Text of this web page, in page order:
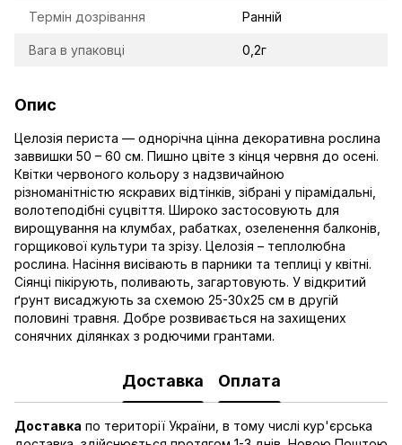
Термін дозрівання Ранній
Вага в упаковці 0,2г
Опис
Целозія периста — однорічна цінна декоративна рослина
заввишки 50 – 60 см. Пишно цвіте з кінця червня до осені.
Квітки червоного кольору з надзвичайною
різноманітністю яскравих відтінків, зібрані у пірамідальні,
волотеподібні суцвіття. Широко застосовують для
вирощування на клумбах, рабатках, озеленення балконів,
горщикової культури та зрізу. Целозія – теплолюбна
рослина. Насіння висівають в парники та теплиці у квітні.
Сіянці пікірують, поливають, загартовують. У відкритий
ґрунт висаджують за схемою 25-30х25 см в другій
половині травня. Добре розвивається на захищених
сонячних ділянках з родючими грантами.
Доставка Оплата
Доставка по території України, в тому числі кур'єрська